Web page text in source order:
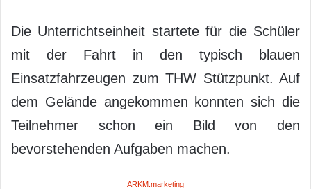
Die Unterrichtseinheit startete für die Schüler
mit der Fahrt in den typisch blauen
Einsatzfahrzeugen zum THW Stützpunkt. Auf
dem Gelände angekommen konnten sich die
Teilnehmer schon ein Bild von den
bevorstehenden Aufgaben machen.
ARKM.marketing